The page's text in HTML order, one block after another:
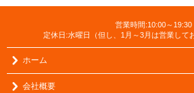
営業時間:10:00～19:30
定休日:水曜日（但し、1月～3月は営業して
ホーム
会社概要